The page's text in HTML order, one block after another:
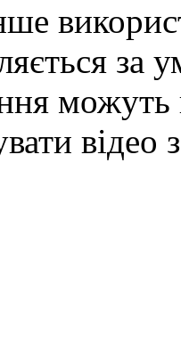
можуть
відео